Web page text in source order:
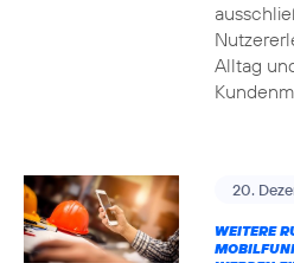
Alltag
20.
WEITERE